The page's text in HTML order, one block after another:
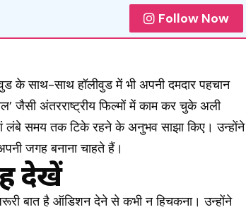
Follow Now
के साथ-साथ हॉलीवुड में भी अपनी दमदार पहचान
जैसी अंतरराष्ट्रीय फिल्मों में काम कर चुके अली
लंबे समय तक टिके रहने के अनुभव साझा किए। उन्होंने
जगह बनाना चाहते हैं।
देखें
बात है ऑडिशन देने से कभी न हिचकना। उन्होंने